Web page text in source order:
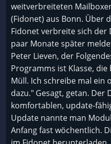
weitverbreiteten
(Fidonet) aus Bonn. Über
Fidonet verbreite sich der
paar Monate später
Peter Lieven, der
Programms ist Klasse,
Müll. Ich schreibe mal ein
dazu." Gesagt, getan. Der
komfortablen, update-
Update nannte man
Anfang fast wöchentlich.